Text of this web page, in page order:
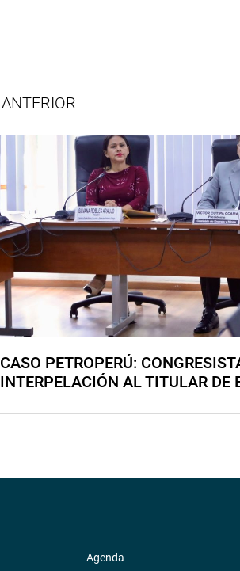
ANTERIOR
CASO PETROPERÚ:
INTERPELACIÓN AL TITULAR DE
Agenda